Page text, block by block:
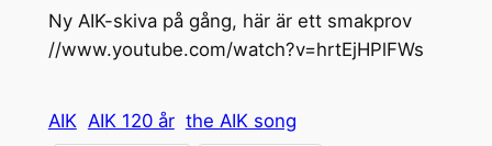
Ny AIK-skiva på gång, här är ett smakprov
//www.youtube.com/watch?v=hrtEjHPlFWs
AIK AIK 120 år the AIK song